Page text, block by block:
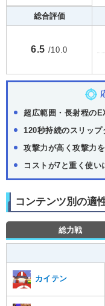
総合評価
6.5 /10.0
超広範囲・長射程の
120秒持続のスリップ
攻撃力が高く攻撃力
コストが7と重く使い
コンテンツ別の適
総力戦
カイテン